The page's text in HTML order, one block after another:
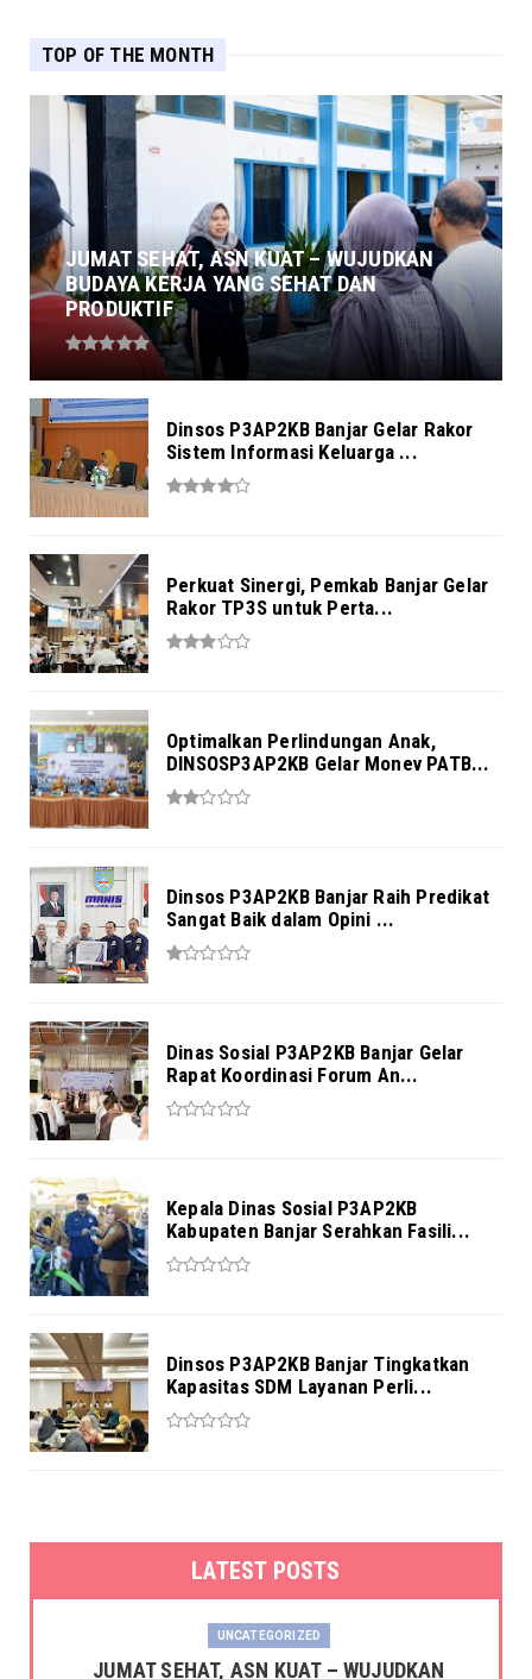
TOP OF THE MONTH
JUMAT SEHAT, ASN KUAT – WUJUDKAN
BUDAYA KERJA YANG SEHAT DAN
PRODUKTIF
Dinsos P3AP2KB Banjar Gelar Rakor
Sistem Informasi Keluarga ...
Perkuat Sinergi, Pemkab Banjar Gelar
Rakor TP3S untuk Perta...
Optimalkan Perlindungan Anak,
DINSOSP3AP2KB Gelar Monev PATB...
Dinsos P3AP2KB Banjar Raih Predikat
Sangat Baik dalam Opini ...
Dinas Sosial P3AP2KB Banjar Gelar
Rapat Koordinasi Forum An...
Kepala Dinas Sosial P3AP2KB
Kabupaten Banjar Serahkan Fasili...
Dinsos P3AP2KB Banjar Tingkatkan
Kapasitas SDM Layanan Perli...
LATEST POSTS
UNCATEGORIZED
JUMAT SEHAT, ASN KUAT – WUJUDKAN